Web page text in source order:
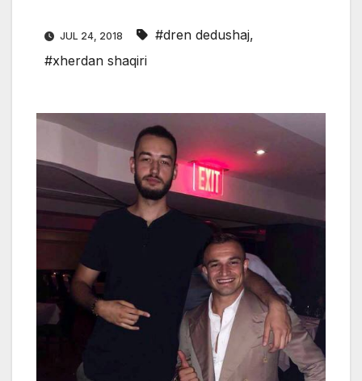
JUL 24, 2018 #dren dedushaj,
#xherdan shaqiri